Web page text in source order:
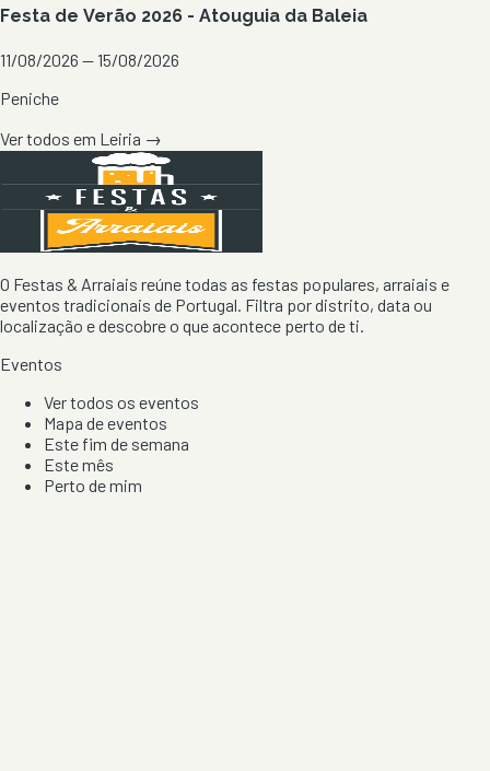
Festa de Verão 2026 - Atouguia da Baleia
11/08/2026 — 15/08/2026
Peniche
Ver todos em Leiria →
O Festas & Arraiais reúne todas as festas populares, arraiais e
eventos tradicionais de Portugal. Filtra por distrito, data ou
localização e descobre o que acontece perto de ti.
Eventos
Ver todos os eventos
Mapa de eventos
Este fim de semana
Este mês
Perto de mim